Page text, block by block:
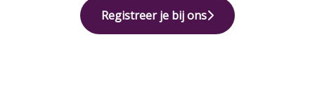
Registreer je bij ons